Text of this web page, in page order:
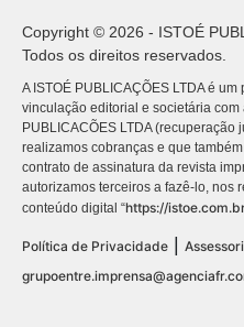
Copyright © 2026 - ISTOÉ
Todos os direitos reservados.
A ISTOÉ PUBLICAÇÕES LTDA é
vinculação editorial e societária com
PUBLICACÕES LTDA
realizamos cobranças e que
contrato de assinatura da revista
autorizamos terceiros a fazê-lo, nos
conteúdo digital “https://
Política de Privacidade